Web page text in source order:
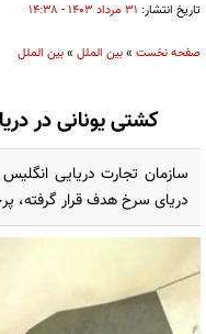
تاریخ انتشار: ۳۱ مرداد ۱۴۰۳ - ۱۴:۳۸
صفحه نخست »بین الملل »بین الملل
کشتی یونانی در
سازمان تجارت دریایی
دریای سرخ هدف قرار گرفته،